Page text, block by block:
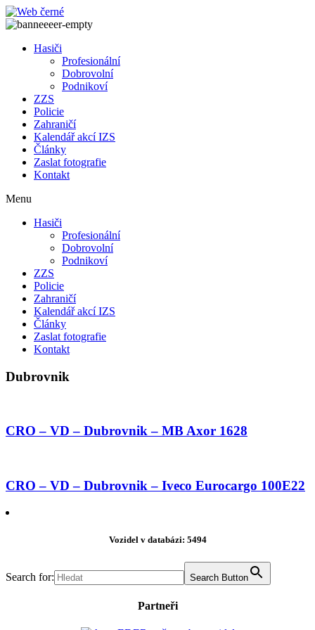
Přejít
k
Hasiči
Profesionální
Dobrovolní
Podnikoví
ZZS
Policie
Zahraničí
Kalendář akcí IZS
Články
Zaslat fotografie
Kontakt
Menu
Hasiči
Profesionální
Dobrovolní
Podnikoví
ZZS
Policie
Zahraničí
Kalendář akcí IZS
Články
Zaslat fotografie
Kontakt
Dubrovnik
CRO – VD – Dubrovnik – MB Axor 1628
CRO – VD – Dubrovnik – Iveco Eurocargo 100E22
Vozidel v databázi: 5494
Search for: Search Button
Partneři